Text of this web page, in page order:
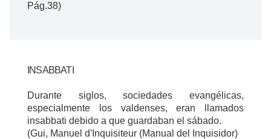
Pág.38)
INSABBATI
Durante siglos, sociedades evangélicas,
especialmente los valdenses, eran llamados
insabbati debido a que guardaban el sábado.
(Gui, Manuel d'Inquisiteur (Manual del Inquisidor)